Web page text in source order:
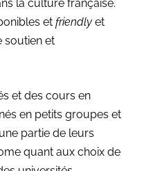
la culture française.
et friendly et
soutien et
et des cours en
en petits groupes et
partie de leurs
quant aux choix de